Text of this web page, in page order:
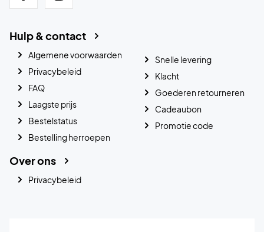
Hulp & contact
Algemene voorwaarden
Privacybeleid
FAQ
Laagste prijs
Bestelstatus
Bestelling herroepen
Snelle levering
Klacht
Goederen retourneren
Cadeaubon
Promotie code
Over ons
Privacybeleid